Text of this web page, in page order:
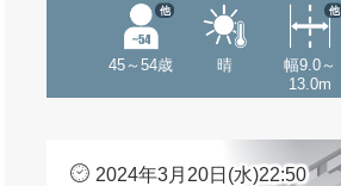
45～54歳
他
晴
幅9.0～
13.0m
他
2024年3月20日(水)22:50